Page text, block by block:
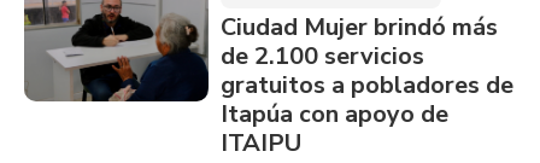
Ciudad Mujer brindó más
de 2.100 servicios
gratuitos a pobladores de
Itapúa con apoyo de
ITAIPU